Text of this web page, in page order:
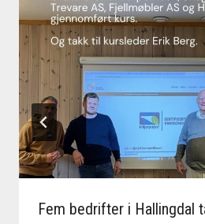
Fem bedrifter i Hallingdal